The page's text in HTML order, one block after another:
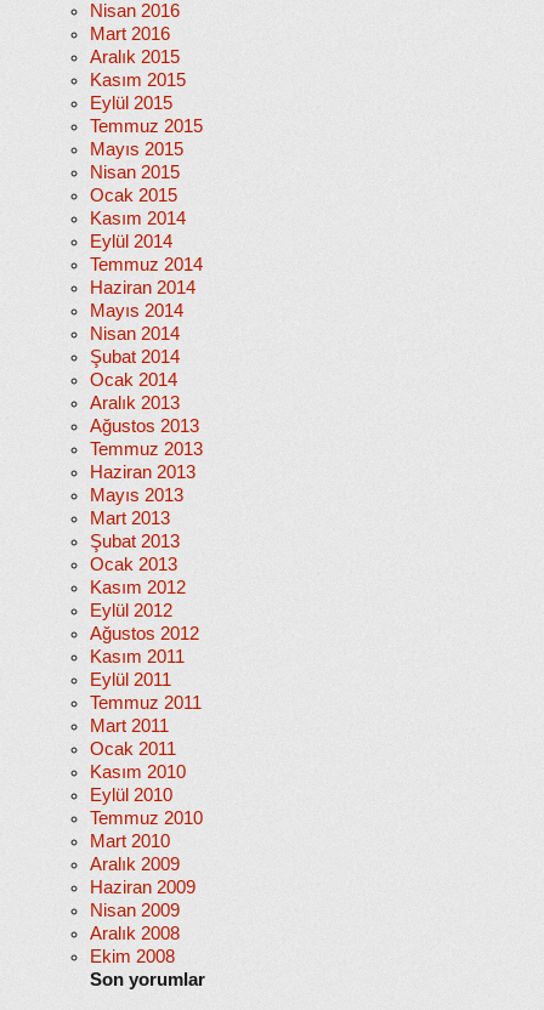
Nisan 2016
Mart 2016
Aralık 2015
Kasım 2015
Eylül 2015
Temmuz 2015
Mayıs 2015
Nisan 2015
Ocak 2015
Kasım 2014
Eylül 2014
Temmuz 2014
Haziran 2014
Mayıs 2014
Nisan 2014
Şubat 2014
Ocak 2014
Aralık 2013
Ağustos 2013
Temmuz 2013
Haziran 2013
Mayıs 2013
Mart 2013
Şubat 2013
Ocak 2013
Kasım 2012
Eylül 2012
Ağustos 2012
Kasım 2011
Eylül 2011
Temmuz 2011
Mart 2011
Ocak 2011
Kasım 2010
Eylül 2010
Temmuz 2010
Mart 2010
Aralık 2009
Haziran 2009
Nisan 2009
Aralık 2008
Ekim 2008
Son yorumlar